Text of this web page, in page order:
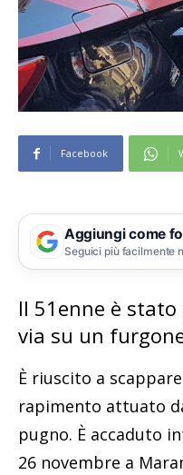
Facebook
Aggiungi come
Seguici più facilmente
Il 51enne è
via su un
È riuscito a
rapimento attuato
pugno. È accaduto
26 novembre a